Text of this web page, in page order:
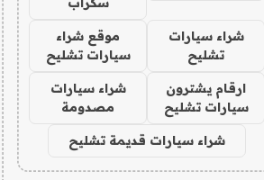
شراء سيارات
تشليح
موقع شراء
سيارات تشليح
ارقام يشترون
سيارات تشليح
شراء سيارات
مصدومة
شراء سيارات قديمة تشليح